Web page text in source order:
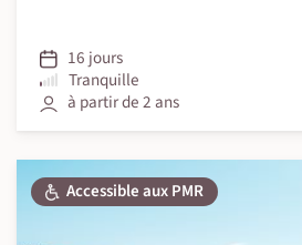
16 jours
Tranquille
à partir de 2 ans
Accessible aux PMR